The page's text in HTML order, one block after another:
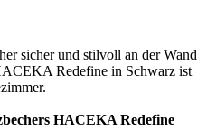
sicher und stilvoll an der Wand
Redefine in Schwarz ist
HACEKA Redefine